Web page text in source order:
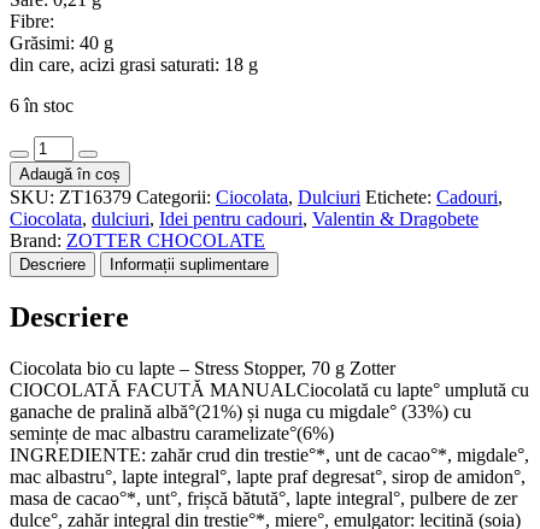
Fibre:
Grăsimi: 40 g
din care, acizi grasi saturati: 18 g
6 în stoc
Cantitate
Bio
+
fair
ciocolata
cu
lapte
Stress
70g
Zotter
Adaugă în coș
SKU: ZT16379 Categorii: Ciocolata, Dulciuri Etichete: Cadouri,
Ciocolata, dulciuri, Idei pentru cadouri, Valentin & Dragobete
Brand: ZOTTER CHOCOLATE
Descriere Informații suplimentare
Descriere
Ciocolata bio cu lapte – Stress Stopper, 70 g Zotter
CIOCOLATĂ FACUTĂ MANUALCiocolată cu lapte° umplută cu
ganache de pralină albă°(21%) și nuga cu migdale° (33%) cu
semințe de mac albastru caramelizate°(6%)
INGREDIENTE: zahăr crud din trestie°*, unt de cacao°*, migdale°,
mac albastru°, lapte integral°, lapte praf degresat°, sirop de amidon°,
masa de cacao°*, unt°, frișcă bătută°, lapte integral°, pulbere de zer
dulce°, zahăr integral din trestie°*, miere°, emulgator: lecitină (soia)